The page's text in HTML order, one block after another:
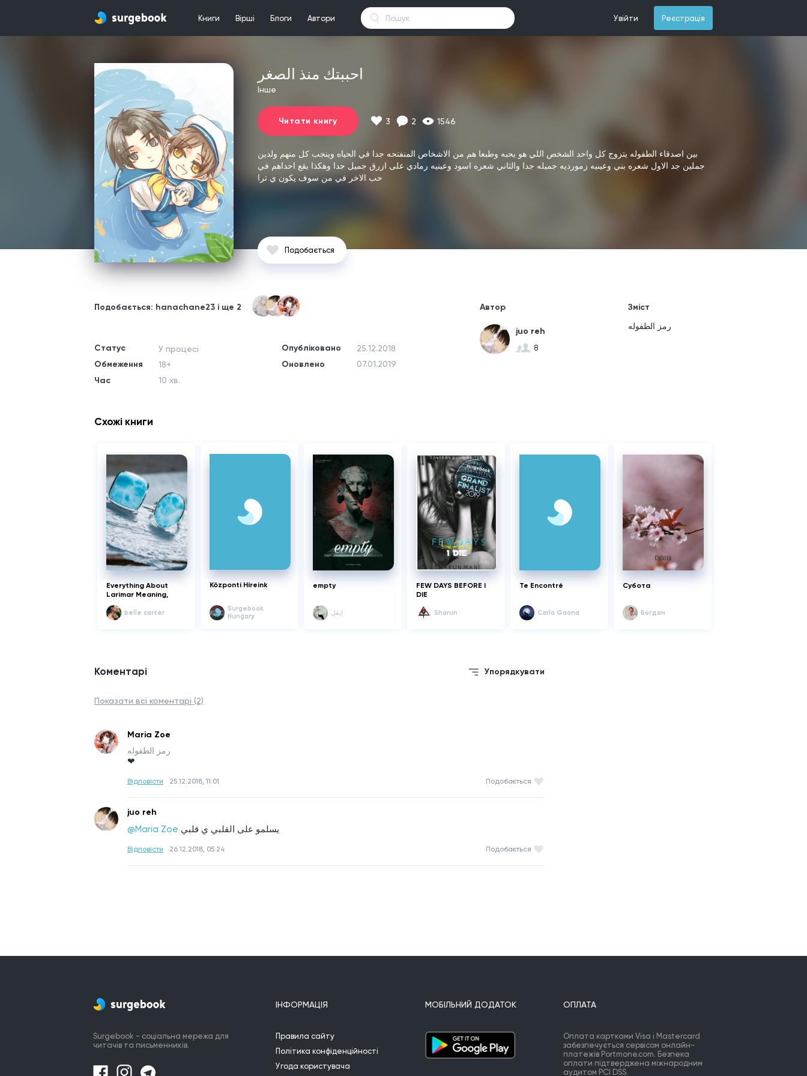
Книги Вірші Блоги Автори Увійти Реєстрація
احببتك منذ الصغر
Інше
Читати книгу 3 2 1546
بين اصدقاء الطفوله يتزوج كل واحد الشخص اللي هو يحبه وطبعا هم من الاشخاص المنفتحه جدا في الحياه وينجب كل منهم ولدين
جملين جد الاول شعره بني وعينيه زمورديه جميله جدا والثاني شعره اسود وعينيه رمادي على ازرق جميل جدا وهكذا يقع احداهم في
حب الاخر في من سوف يكون ي ترا
Подобається
Подобається: hanachane23 і ще 2
Статус
Обмеження
Час
У процесі
18+
10 хв.
Опубліковано
Оновлено
25.12.2018
07.01.2019
Автор
juo reh
8
Зміст
رمز الطفوله
Схожі книги
Everything About
Larimar Meaning,
Propertiesbelle carter
Központi Híreink
Surgebook
Hungary
empty
إيڤل
FEW DAYS BEFORE I
DIE
Sharun
Te Encontré
Carla Gaona
Субота
Богдан
Коментарі Упорядкувати
Показати всі коментарі (2)
Maria Zoe
رمز الطفوله
❤
Відповісти 25.12.2018, 11:01 Подобається
juo reh
@Maria Zoe يسلمو على القلبي ي قلبي
Відповісти 26.12.2018, 05:24 Подобається
Surgebook - соціальна мережа для
читачів та письменників.
ІНФОРМАЦІЯ
Правила сайту
Політика конфіденційності
Угода користувача
МОБІЛЬНИЙ ДОДАТОК ОПЛАТА
Оплата картками Visa і Mastercard
забезпечується сервісом онлайн-
платежів Portmone.com. Безпека
оплати підтверджена міжнародним
аудитом PCI DSS.